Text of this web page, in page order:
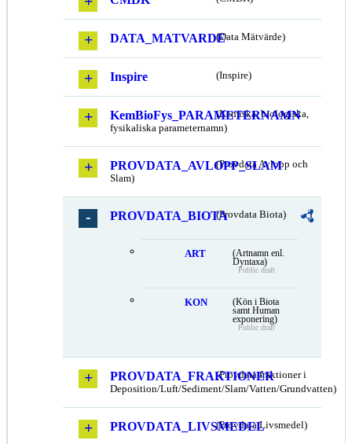
DATA_MATVARDE(Data Mätvärde)
Inspire (Inspire)
KemBioFys_PARAMETERNAMN
(Kemiska, biologiska,
fysikaliska parameternamn)
PROVDATA_AVLOPP_SLAM
(Provdata Avlopp och
Slam)
PROVDATA_BIOTA(Provdata Biota)
ART
(Artnamn enl.
Dyntaxa)
Public draft
KON
(Kön i Biota
samt Human
exponering)
Public draft
PROVDATA_FRAKTIONER
(Provdata fraktioner i
Deposition/Luft/Sediment/Slam/Vatten/Grundvatten)
PROVDATA_LIVSMEDEL
(Provdata Livsmedel)